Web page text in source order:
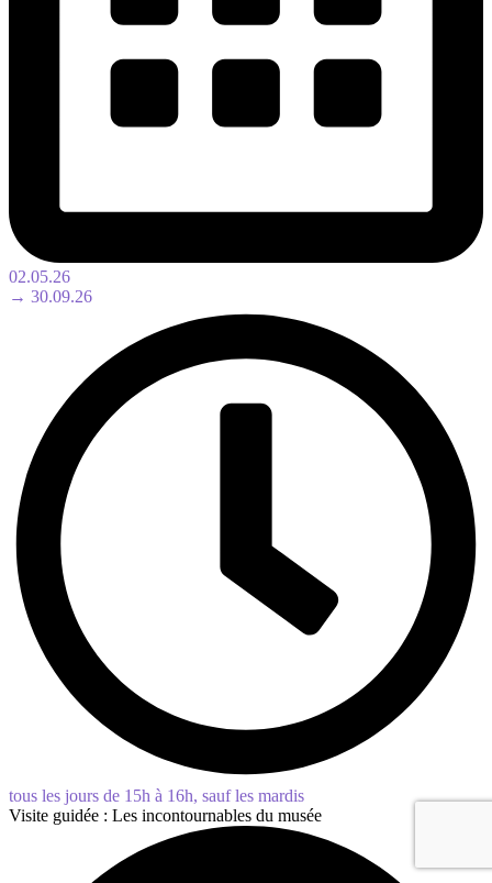
02.05.26
→ 30.09.26
tous les jours de 15h à 16h, sauf les mardis
Visite guidée : Les incontournables du musée